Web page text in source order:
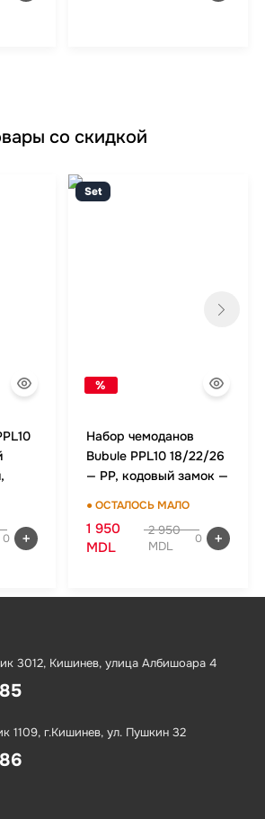
со скидкой
0
Set
%
Набор чемоданов
Bubule PPL10 18/22/26
— PP, кодовый замок —
● ОСТАЛОСЬ МАЛО
1 950
MDL
2 950
MDL
0
3012, Кишинев, улица Албишоара 4
1109, г.Кишинев, ул. Пушкин 32